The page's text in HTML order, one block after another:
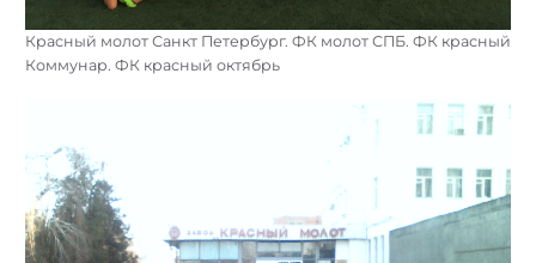
Красный молот Санкт Петербург. ФК молот СПБ. ФК красный
Коммунар. ФК красный октябрь